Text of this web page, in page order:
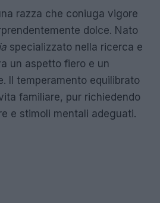
razza che coniuga vigore
dolce. Nato
specializzato nella ricerca e
un aspetto fiero e un
Il temperamento equilibrato
familiare, pur richiedendo
e stimoli mentali adeguati.